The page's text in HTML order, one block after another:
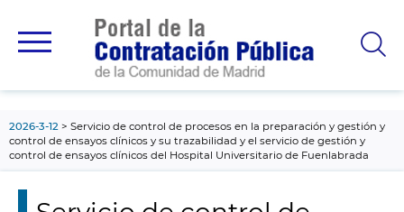
principal
2026-3-12
Servicio de control de procesos en la preparación y gestión y
control de ensayos clínicos y su trazabilidad y el servicio de gestión y
control de ensayos clínicos del Hospital Universitario de Fuenlabrada